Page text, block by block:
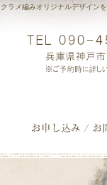
ラメ編みオリジナルデザイン